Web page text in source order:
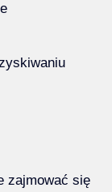
zajmować się